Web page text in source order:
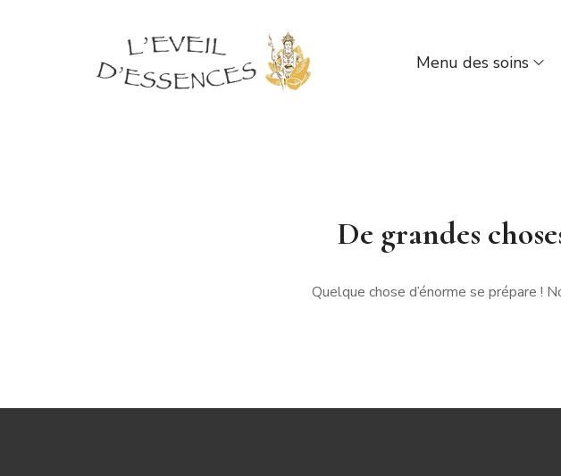
Menu des soins
De grandes
Quelque chose d’énorme se prépare !